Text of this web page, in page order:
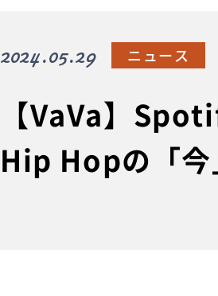
【VaVa】
Hip Hopの「今
2024.05.29 ニュース